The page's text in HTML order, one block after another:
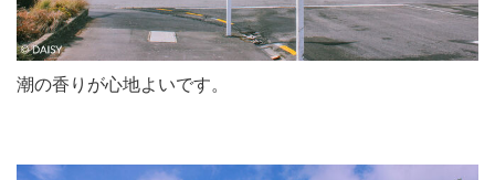
潮の香りが心地よいです。